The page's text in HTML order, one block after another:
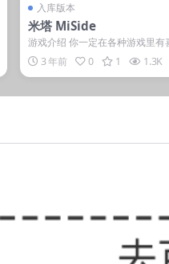
入库版本
米塔 MiSide
游戏介绍 你一定在各种游戏里有
女孩，如果你真的和她在一起了
戏视频 ...
3 年前 0 1 1.3K